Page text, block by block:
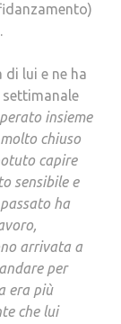
di lui e ne ha
insieme
chiuso
capire
sensibile e
ha
arrivata a
per
era più
che lui